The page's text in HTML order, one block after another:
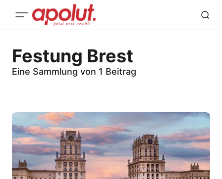
Festung Brest
Eine Sammlung von 1 Beitrag